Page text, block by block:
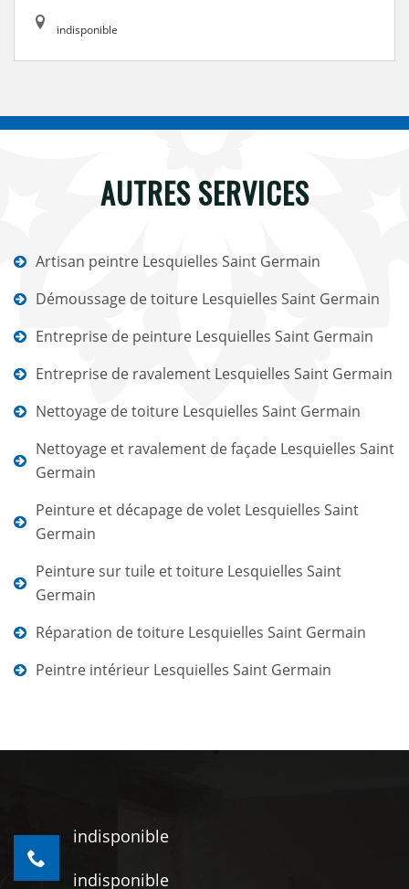
indisponible
AUTRES SERVICES
Artisan peintre Lesquielles Saint Germain
Démoussage de toiture Lesquielles Saint Germain
Entreprise de peinture Lesquielles Saint Germain
Entreprise de ravalement Lesquielles Saint Germain
Nettoyage de toiture Lesquielles Saint Germain
Nettoyage et ravalement de façade Lesquielles Saint
Germain
Peinture et décapage de volet Lesquielles Saint
Germain
Peinture sur tuile et toiture Lesquielles Saint
Germain
Réparation de toiture Lesquielles Saint Germain
Peintre intérieur Lesquielles Saint Germain
indisponible
indisponible